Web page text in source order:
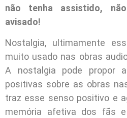
não tenha assistido,
avisado!
Nostalgia, ultimamente
muito usado nas obras
A nostalgia pode propor
positivas sobre as obras
traz esse senso positivo e
memória afetiva dos fãs